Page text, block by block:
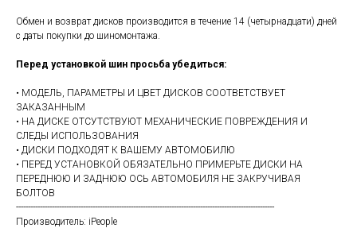
Обмен и возврат дисков производится в течение 14 (четырнадцати) дней
с даты покупки до шиномонтажа.
Перед установкой шин просьба убедиться:
• МОДЕЛЬ, ПАРАМЕТРЫ И ЦВЕТ ДИСКОВ СООТВЕТСТВУЕТ
ЗАКАЗАННЫМ
• НА ДИСКЕ ОТСУТСТВУЮТ МЕХАНИЧЕСКИЕ ПОВРЕЖДЕНИЯ И
СЛЕДЫ ИСПОЛЬЗОВАНИЯ
• ДИСКИ ПОДХОДЯТ К ВАШЕМУ АВТОМОБИЛЮ
• ПЕРЕД УСТАНОВКОЙ ОБЯЗАТЕЛЬНО ПРИМЕРЬТЕ ДИСКИ НА
ПЕРЕДНЮЮ И ЗАДНЮЮ ОСЬ АВТОМОБИЛЯ НЕ ЗАКРУЧИВАЯ
БОЛТОВ
------------------------------------------------------------------------------------------------------------
Производитель: iPeople